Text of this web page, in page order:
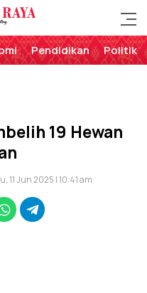
Sulteng
Pendidikan Politik
19 Hewan
11 Jun 2025 | 10:41 am